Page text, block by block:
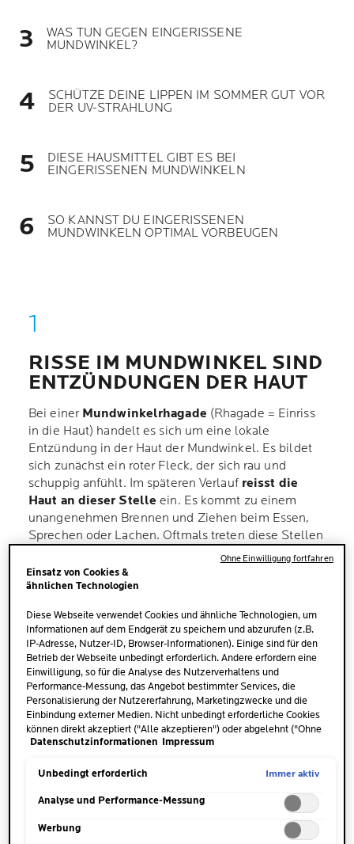
WAS TUN GEGEN EINGERISSENE
MUNDWINKEL?
SCHÜTZE DEINE LIPPEN IM SOMMER GUT VOR
DER UV-STRAHLUNG
DIESE HAUSMITTEL GIBT ES BEI
EINGERISSENEN MUNDWINKELN
SO KANNST DU EINGERISSENEN
MUNDWINKELN OPTIMAL VORBEUGEN
RISSE IM MUNDWINKEL SIND
ENTZÜNDUNGEN DER HAUT
Bei einer Mundwinkelrhagade (Rhagade = Einriss
in die Haut) handelt es sich um eine lokale
Entzündung in der Haut der Mundwinkel. Es bildet
sich zunächst ein roter Fleck, der sich rau und
schuppig anfühlt. Im späteren Verlauf reisst die
Haut an dieser Stelle ein. Es kommt zu einem
unangenehmen Brennen und Ziehen beim Essen,
Sprechen oder Lachen. Oftmals treten diese Stellen
immer wieder auf und heilen nur schwer wieder ab.
Umso wichtiger ist es, dass du dieses Hautanliegen
schnell in den Griff bekommst.
DAS IST DIE URSACHE FÜR
EINGERISSENE
MUNDWINKEL
herum ist besonders
. Daher ist sie auch anfällig für
Störungen. Eingerissene Mundwinkel können viele
Einsatz von Cookies &
ähnlichen Technologien
Diese Webseite verwendet Cookies und ähnliche Technologien, um
Informationen auf dem Endgerät zu speichern und abzurufen (z.B.
IP-Adresse, Nutzer-ID, Browser-Informationen). Einige sind für den
Betrieb der Webseite unbedingt erforderlich. Andere erfordern eine
Einwilligung, so für die Analyse des Nutzerverhaltens und
Performance-Messung, das Angebot bestimmter Services, die
Personalisierung der Nutzererfahrung, Marketingzwecke und die
Einbindung externer Medien. Nicht unbedingt erforderliche Cookies
können direkt akzeptiert ("Alle akzeptieren") oder abgelehnt ("Ohne
Einwilligung fortfahren") werden. Individuelle Anpassungen der
speichern"). Die Auswahl kann jederzeit unter dem Link "Cookie-
unsere Datenschutzinformationen.
Datenschutzinformationen Impressum
Unbedingt erforderlich Immer aktiv
Analyse und Performance-Messung
Werbung
Ohne Einwilligung fortfahren